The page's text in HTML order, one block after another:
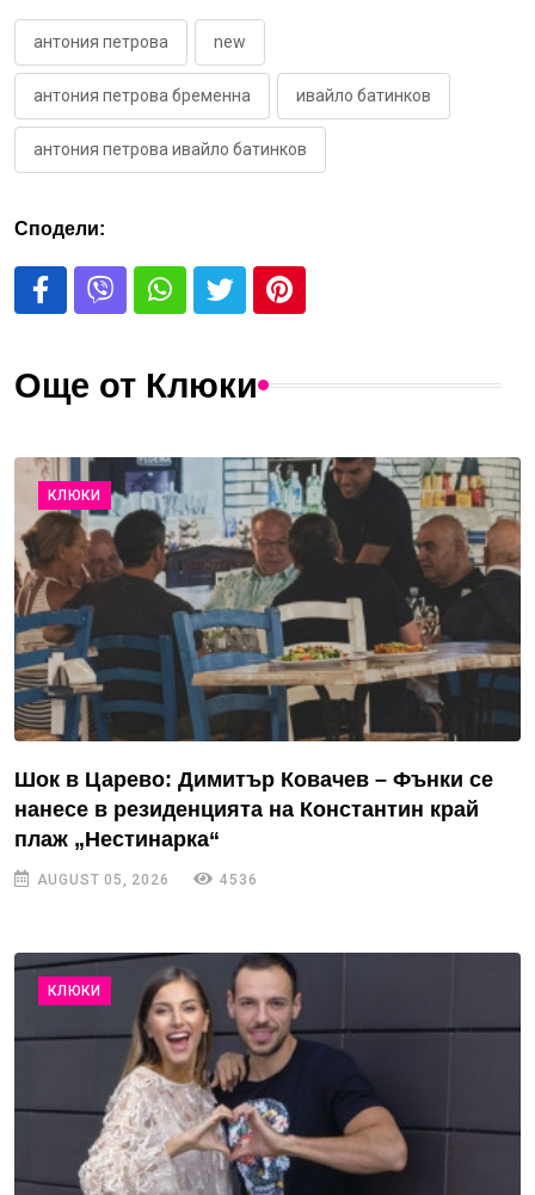
антония петрова new
антония петрова бременна ивайло батинков
антония петрова ивайло батинков
Сподели:
Още от Клюки
КЛЮКИ
Шок в Царево: Димитър Ковачев – Фънки се
нанесе в резиденцията на Константин край
плаж „Нестинарка“
AUGUST 05, 2026 4536
КЛЮКИ